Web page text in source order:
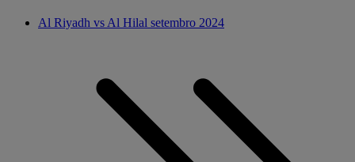
Al Riyadh vs Al Hilal setembro 2024